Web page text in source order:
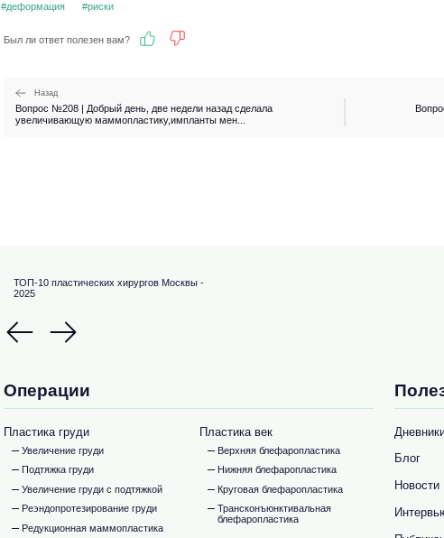
#деформация #риски
Был ли ответ полезен вам?
Назад
Вопрос №208 | Добрый день, две недели назад сделала
увеличивающую маммопластику,импланты мен...
ТОП-10 пластических хирургов Москвы -
2025
Операции
Пластика груди
Увеличение груди
Подтяжка груди
Увеличение груди с подтяжкой
Реэндопротезирование груди
Редукционная маммопластика
Пластика век
Верхняя блефаропластика
Нижняя блефаропластика
Круговая блефаропластика
Трансконъюнктивальная
блефаропластика
Блог
Новости